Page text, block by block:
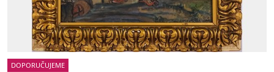
DOPORUČUJEME